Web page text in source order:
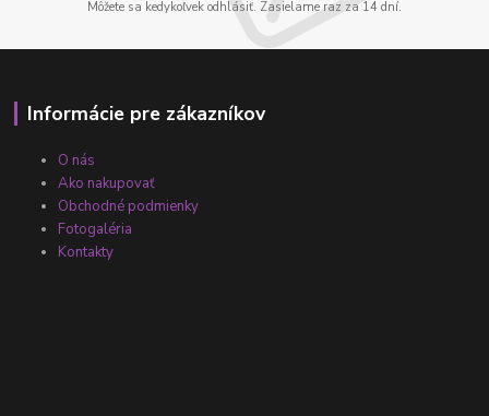
Môžete sa kedykoľvek odhlásiť. Zasielame raz za 14 dní.
Informácie pre zákazníkov
O nás
Ako nakupovať
Obchodné podmienky
Fotogaléria
Kontakty